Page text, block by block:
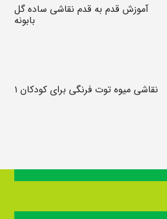
آموزش قدم به قدم نقاشی ساده گل
بابونه
نقاشی میوه توت فرنگی برای کودکان ۱